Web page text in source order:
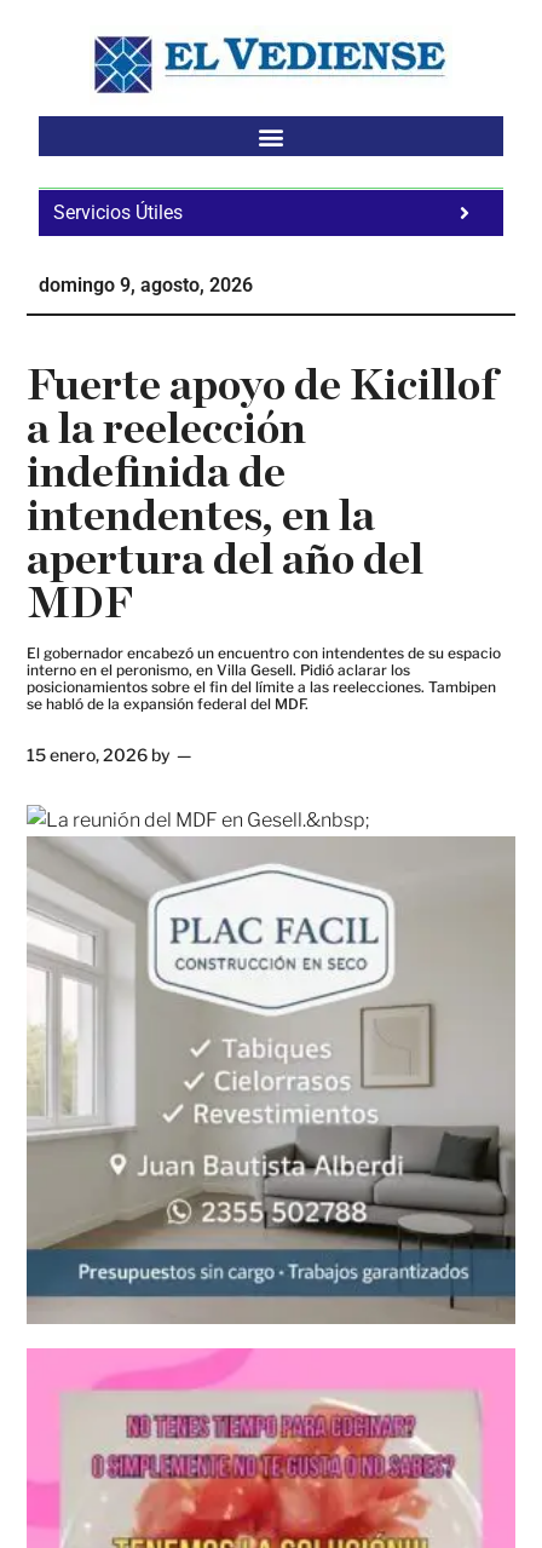
Servicios Útiles
domingo 9, agosto, 2026
Fuerte apoyo de Kicillof
a la reelección
indefinida de
intendentes, en la
apertura del año del
MDF
El gobernador encabezó un encuentro con intendentes de su espacio
interno en el peronismo, en Villa Gesell. Pidió aclarar los
posicionamientos sobre el fin del límite a las reelecciones. Tambipen
se habló de la expansión federal del MDF.
15 enero, 2026 by